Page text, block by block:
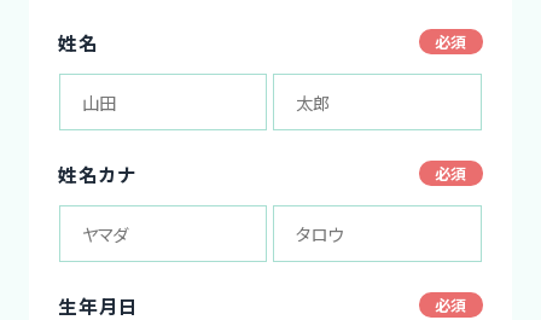
姓名
姓名カナ
生年月日